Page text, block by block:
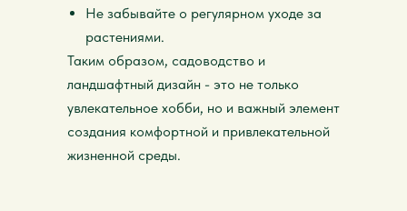
Не забывайте о регулярном уходе за
растениями.
Таким образом, садоводство и
ландшафтный дизайн - это не только
увлекательное хобби, но и важный элемент
создания комфортной и привлекательной
жизненной среды.